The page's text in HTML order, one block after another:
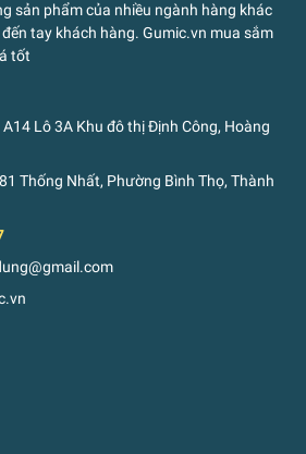
sản phẩm của nhiều ngành hàng khác
tay khách hàng. Gumic.vn mua sắm
tốt
A14 Lô 3A Khu đô thị Định Công, Hoàng
Thống Nhất, Phường Bình Thọ, Thành